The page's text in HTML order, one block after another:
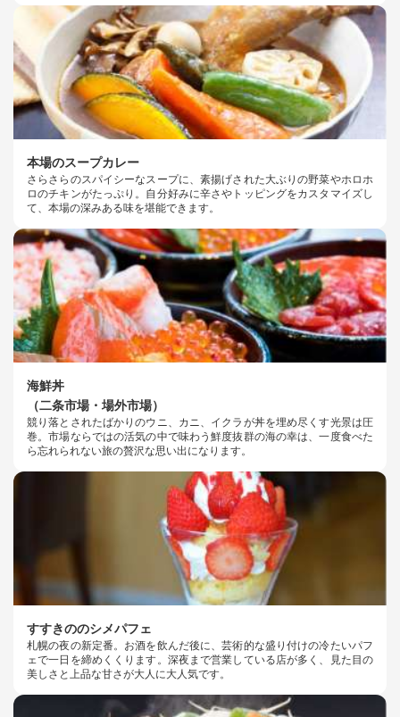
本場のスープカレー
さらさらのスパイシーなスープに、素揚げされた大ぶりの野菜やホロホ
ロのチキンがたっぷり。自分好みに辛さやトッピングをカスタマイズし
て、本場の深みある味を堪能できます。
海鮮丼
（二条市場・場外市場）
競り落とされたばかりのウニ、カニ、イクラが丼を埋め尽くす光景は圧
巻。市場ならではの活気の中で味わう鮮度抜群の海の幸は、一度食べた
ら忘れられない旅の贅沢な思い出になります。
すすきののシメパフェ
札幌の夜の新定番。お酒を飲んだ後に、芸術的な盛り付けの冷たいパフ
ェで一日を締めくくります。深夜まで営業している店が多く、見た目の
美しさと上品な甘さが大人に大人気です。